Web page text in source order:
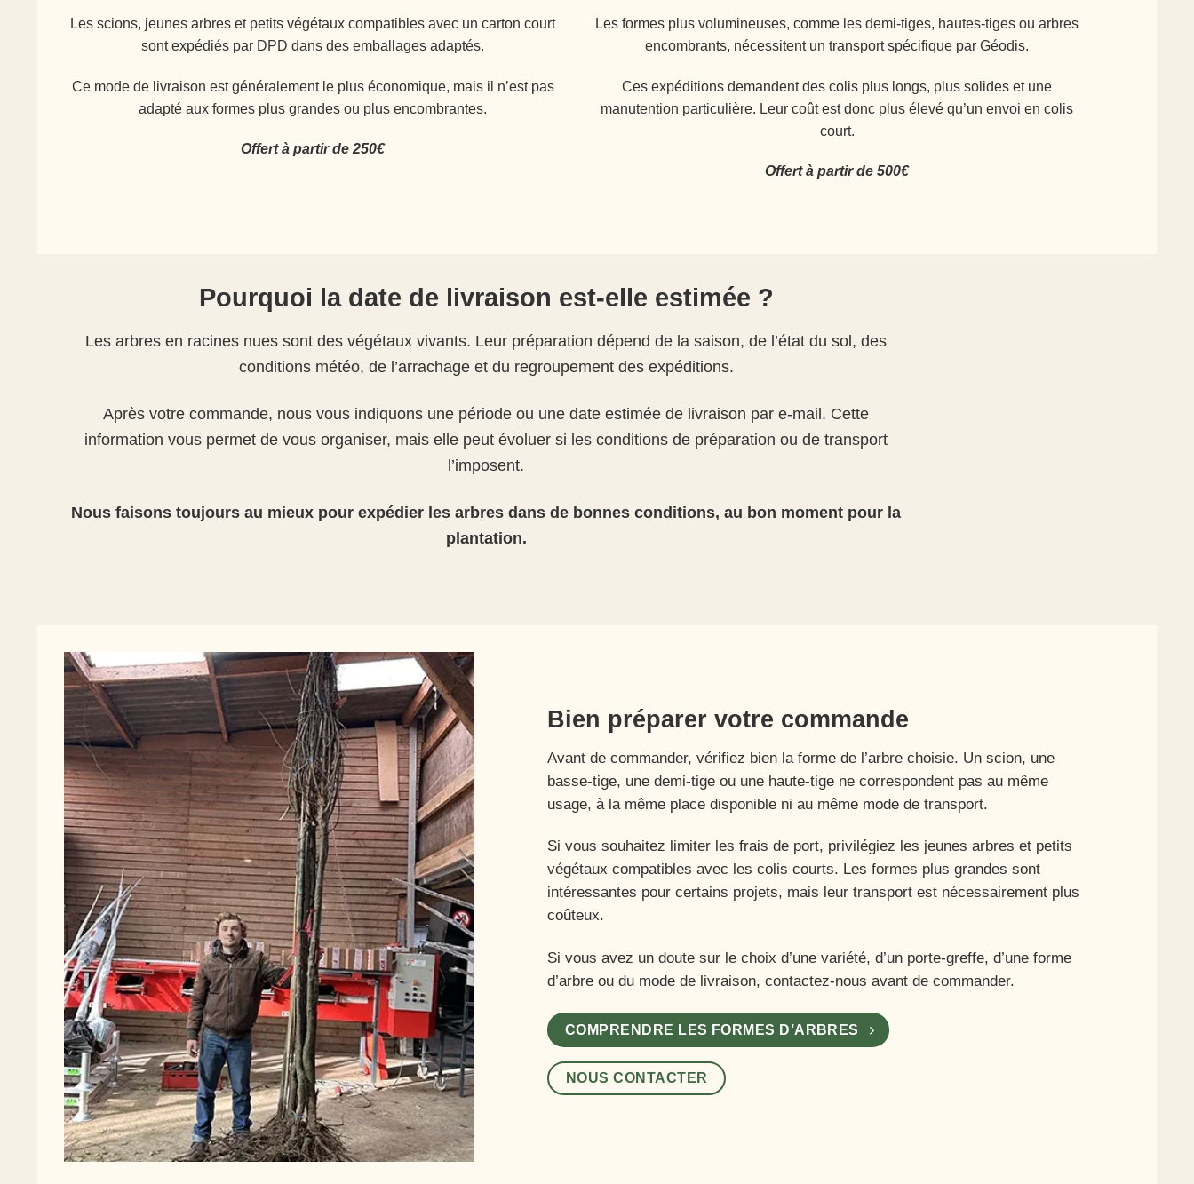
Les scions, jeunes arbres et petits végétaux compatibles avec un carton court
sont expédiés par DPD dans des emballages adaptés.
Ce mode de livraison est généralement le plus économique, mais il n’est pas
adapté aux formes plus grandes ou plus encombrantes.
Offert à partir de 250€
Les formes plus volumineuses, comme les demi-tiges, hautes-tiges ou arbres
encombrants, nécessitent un transport spécifique par Géodis.
Ces expéditions demandent des colis plus longs, plus solides et une
manutention particulière. Leur coût est donc plus élevé qu’un envoi en colis
court.
Offert à partir de 500€
Pourquoi la date de livraison est-elle estimée ?
Les arbres en racines nues sont des végétaux vivants. Leur préparation dépend de la saison, de l’état du sol, des
conditions météo, de l’arrachage et du regroupement des expéditions.
Après votre commande, nous vous indiquons une période ou une date estimée de livraison par e-mail. Cette
information vous permet de vous organiser, mais elle peut évoluer si les conditions de préparation ou de transport
l’imposent.
Nous faisons toujours au mieux pour expédier les arbres dans de bonnes conditions, au bon moment pour la
plantation.
Bien préparer votre commande
Avant de commander, vérifiez bien la forme de l’arbre choisie. Un scion, une
basse-tige, une demi-tige ou une haute-tige ne correspondent pas au même
usage, à la même place disponible ni au même mode de transport.
Si vous souhaitez limiter les frais de port, privilégiez les jeunes arbres et petits
végétaux compatibles avec les colis courts. Les formes plus grandes sont
intéressantes pour certains projets, mais leur transport est nécessairement plus
coûteux.
Si vous avez un doute sur le choix d’une variété, d’un porte-greffe, d’une forme
d’arbre ou du mode de livraison, contactez-nous avant de commander.
COMPRENDRE LES FORMES D’ARBRES
NOUS CONTACTER